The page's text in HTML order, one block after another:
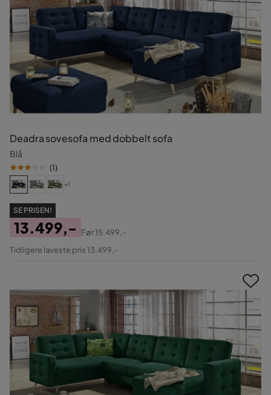
Deadra sovesofa med dobbelt sofa
Blå
(1)
+1
SE PRISEN!
Pris
13.499,-
Original
Før15.499,-
Tidligere laveste pris 13.499,-